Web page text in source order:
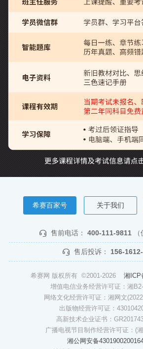
希赛百家号 关于我们
售前电话： 400-111-9811
售后投诉： 156-
希赛网 版权所有 ©2001-2026 湘ICP
增值电信业务经营许可证：湘
网络文化经营许可证：湘网文
出版物经营许可证：
高新技术企业证书：
广播电视节目制作经营许可证：(
湘公网安备